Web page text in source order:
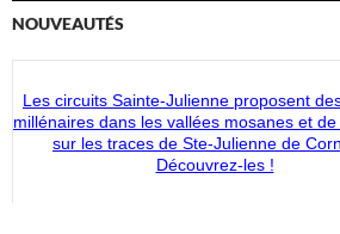
NOUVEAUTÉS
millénaires dans les vallées mosanes et de
sur les traces de Ste-Julienne de
Découvrez-les !